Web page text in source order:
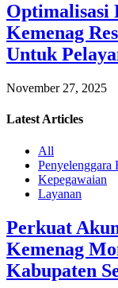
Optimalisasi
Kemenag
Untuk
November 27, 2025
Latest Articles
All
Penyelenggara
Kepegawaian
Layanan
Perkuat
Kemenag
Kabupaten